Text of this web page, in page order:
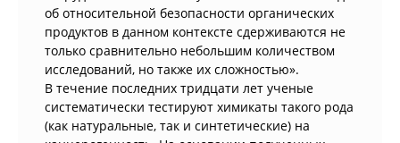
об относительной безопасности органических
продуктов в данном контексте сдерживаются не
только сравнительно небольшим количеством
исследований, но также их сложностью».
В течение последних тридцати лет ученые
систематически тестируют химикаты такого рода
(как натуральные, так и синтетические) на